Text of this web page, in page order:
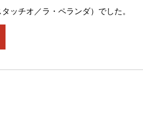
ッチオ／ラ・ペランダ）でした。